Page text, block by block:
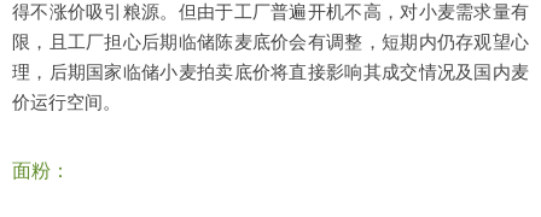
得不涨价吸引粮源。但由于工厂普遍开机不高，对小麦需求量有
限，且工厂担心后期临储陈麦底价会有调整，短期内仍存观望心
理，后期国家临储小麦拍卖底价将直接影响其成交情况及国内麦
价运行空间。
面粉：